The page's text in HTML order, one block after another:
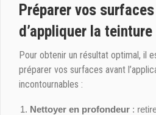
Préparer vos
d’appliquer la
Pour obtenir un résultat optimal, il
préparer vos surfaces avant
incontournables :
Nettoyer en profondeur :